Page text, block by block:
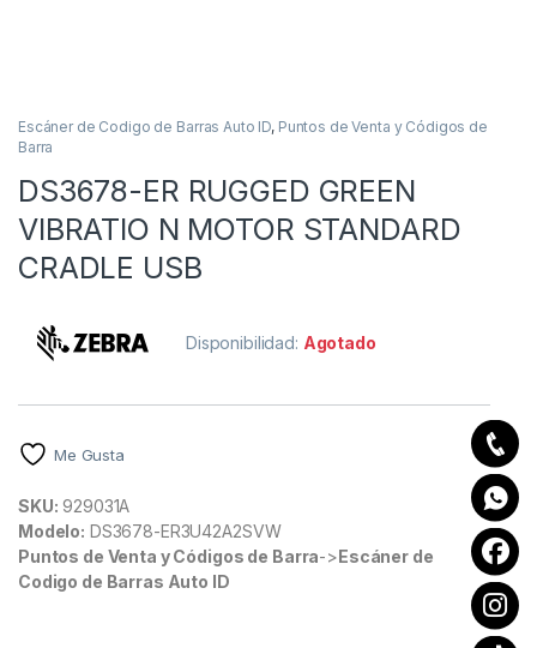
Escáner de Codigo de Barras Auto ID, Puntos de Venta y Códigos de
Barra
DS3678-ER RUGGED GREEN
VIBRATIO N MOTOR STANDARD
CRADLE USB
Disponibilidad: Agotado
Me Gusta
SKU: 929031A
Modelo: DS3678-ER3U42A2SVW
Puntos de Venta y Códigos de Barra->Escáner de
Codigo de Barras Auto ID